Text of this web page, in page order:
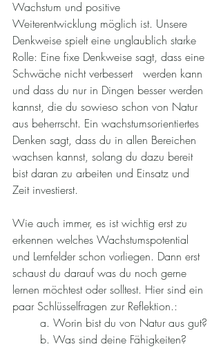
Wachstum und positive
Weiterentwicklung möglich ist. Unsere
Denkweise spielt eine unglaublich starke
Rolle: Eine fixe Denkweise sagt, dass eine
Schwäche nicht verbessert   werden kann
und dass du nur in Dingen besser werden
kannst, die du sowieso schon von Natur
aus beherrscht. Ein wachstumsorientiertes
Denken sagt, dass du in allen Bereichen
wachsen kannst, solang du dazu bereit
bist daran zu arbeiten und Einsatz und
Zeit investierst.
Wie auch immer, es ist wichtig erst zu
erkennen welches Wachstumspotential
und Lernfelder schon vorliegen. Dann erst
schaust du darauf was du noch gerne
lernen möchtest oder solltest. Hier sind ein
paar Schlüsselfragen zur Reflektion.:
	a. Worin bist du von Natur aus gut?
	b. Was sind deine Fähigkeiten?